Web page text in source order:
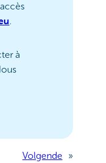
.
à
Volgende »